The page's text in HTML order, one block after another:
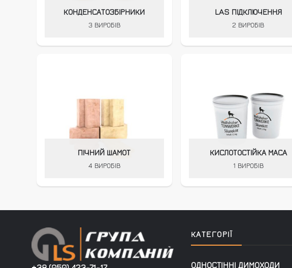
КОНДЕНСАТОЗБІРНИКИ
3 ВИРОБІВ
LAS ПІДКЛЮЧЕННЯ
2 ВИРОБІВ
ПІЧНИЙ ШАМОТ
4 ВИРОБІВ
КИСЛОТОСТІЙКА МАСА
1 ВИРОБІВ
КАТЕГОРІЇ
ОДНОСТІННІ ДИМОХОДИ